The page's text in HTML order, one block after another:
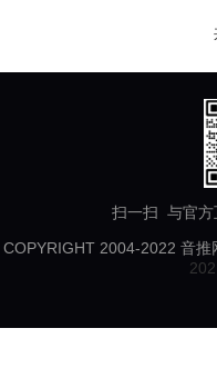
扫一扫 与官方
COPYRIGHT 2004-2022 音推